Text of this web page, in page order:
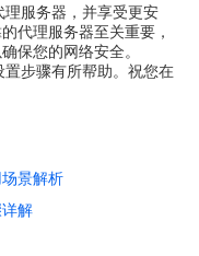
理服务器，并享受更安
代理服务器至关重要，
保您的网络安全。
置步骤有所帮助。祝您在
景解析
解